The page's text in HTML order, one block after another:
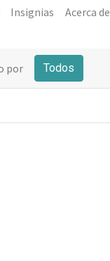
Insignias Acerca de
por Todos